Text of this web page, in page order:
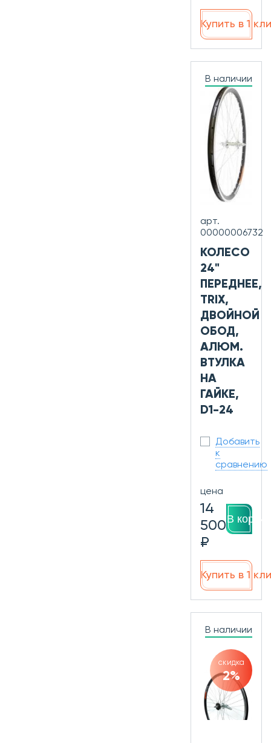
Купить в 1
В наличии
арт.
00000006732
КОЛЕСО
24"
ПЕРЕДНЕЕ,
TRIX,
ДВОЙНОЙ
ОБОД,
АЛЮМ.
ВТУЛКА
НА
ГАЙКЕ,
D1-24
Добавить
к
сравнению
цена
14
500
₽
В
Купить в 1
В наличии
скидка
2%